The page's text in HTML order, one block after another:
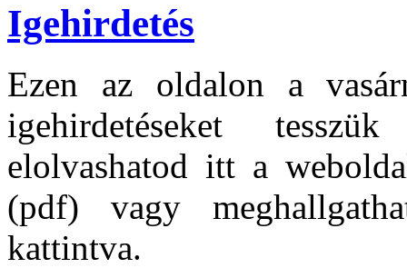
Igehirdetés
Ezen az oldalon a
igehirdetéseket
elolvashatod itt a
(pdf) vagy
kattintva.